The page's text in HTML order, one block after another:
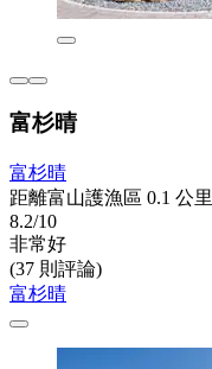
富杉晴
富杉晴
距離富山護漁區 0.1 公里
8.2/10
非常好
(37 則評論)
富杉晴